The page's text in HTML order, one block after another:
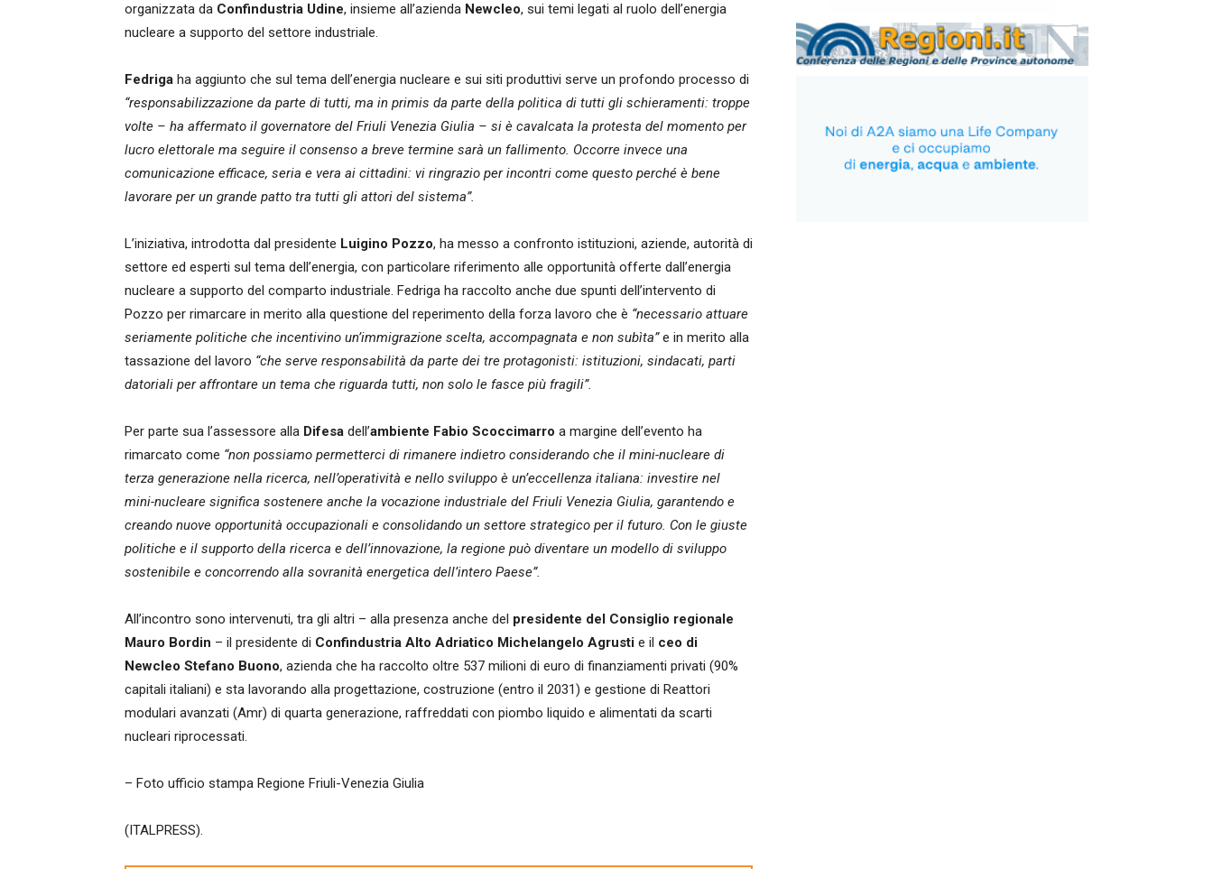
organizzata da Confindustria Udine, insieme all’azienda Newcleo, sui temi legati al ruolo dell’energia
nucleare a supporto del settore industriale.
Fedriga ha aggiunto che sul tema dell’energia nucleare e sui siti produttivi serve un profondo processo di
“responsabilizzazione da parte di tutti, ma in primis da parte della politica di tutti gli schieramenti: troppe
volte – ha affermato il governatore del Friuli Venezia Giulia – si è cavalcata la protesta del momento per
lucro elettorale ma seguire il consenso a breve termine sarà un fallimento. Occorre invece una
comunicazione efficace, seria e vera ai cittadini: vi ringrazio per incontri come questo perché è bene
lavorare per un grande patto tra tutti gli attori del sistema”.
L’iniziativa, introdotta dal presidente Luigino Pozzo, ha messo a confronto istituzioni, aziende, autorità di
settore ed esperti sul tema dell’energia, con particolare riferimento alle opportunità offerte dall’energia
nucleare a supporto del comparto industriale. Fedriga ha raccolto anche due spunti dell’intervento di
Pozzo per rimarcare in merito alla questione del reperimento della forza lavoro che è “necessario attuare
seriamente politiche che incentivino un’immigrazione scelta, accompagnata e non subìta”e in merito alla
tassazione del lavoro “che serve responsabilità da parte dei tre protagonisti: istituzioni, sindacati, parti
datoriali per affrontare un tema che riguarda tutti, non solo le fasce più fragili”.
Per parte sua l’assessore alla Difesa dell’ambiente Fabio Scoccimarro a margine dell’evento ha
rimarcato come “non possiamo permetterci di rimanere indietro considerando che il mini-nucleare di
terza generazione nella ricerca, nell’operatività e nello sviluppo è un’eccellenza italiana: investire nel
mini-nucleare significa sostenere anche la vocazione industriale del Friuli Venezia Giulia, garantendo e
creando nuove opportunità occupazionali e consolidando un settore strategico per il futuro. Con le giuste
politiche e il supporto della ricerca e dell’innovazione, la regione può diventare un modello di sviluppo
sostenibile e concorrendo alla sovranità energetica dell’intero Paese”.
All’incontro sono intervenuti, tra gli altri – alla presenza anche del presidente del Consiglio regionale
Mauro Bordin – il presidente di Confindustria Alto Adriatico Michelangelo Agrusti e il ceo di
Newcleo Stefano Buono, azienda che ha raccolto oltre 537 milioni di euro di finanziamenti privati (90%
capitali italiani) e sta lavorando alla progettazione, costruzione (entro il 2031) e gestione di Reattori
modulari avanzati (Amr) di quarta generazione, raffreddati con piombo liquido e alimentati da scarti
nucleari riprocessati.
– Foto ufficio stampa Regione Friuli-Venezia Giulia
(ITALPRESS).